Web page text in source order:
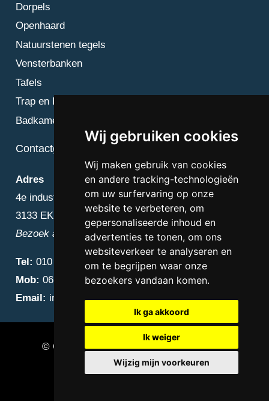
Wij gebruiken cookies
Wij maken gebruik van cookies
en andere tracking-technologieën
om uw surfervaring op onze
website te verbeteren, om
gepersonaliseerde inhoud en
advertenties te tonen, om ons
websiteverkeer te analyseren en
om te begrijpen waar onze
bezoekers vandaan komen.
Ik ga akkoord
Ik weiger
Wijzig mijn voorkeuren
Dorpels
Openhaard
Natuurstenen tegels
Vensterbanken
Tafels
Trap en Bordes
Badkamer
Contactgegevens
Adres
4e industriestraat 25
3133 EK Vlaardingen
Bezoek alleen op afspraak
Tel: 010 – 223 3759
Mob: 06 – 4838 1000
Email: info@diamantnatuursteen.nl
© Copyright 2026 Diamant Natuursteen –
Natuursteen bedrijf Vlaardingen